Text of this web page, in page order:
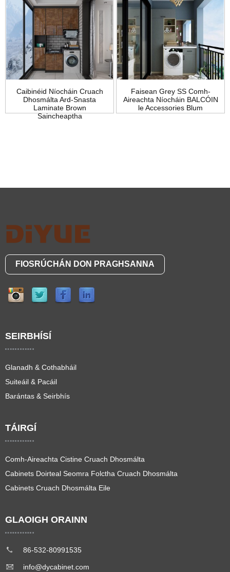
Caibinéid Níocháin Cruach
Dhosmálta Ard-Snasta
Laminate Brown
Saincheaptha
Faisean Grey SS Comh-
Aireachta Níocháin BALCÓIN
le Accessories Blum
FIOSRÚCHÁN DON PRAGHSANNA
SEIRBHÍSÍ
Glanadh & Cothabháil
Suiteáil & Pacáil
Barántas & Seirbhís
TÁIRGÍ
Comh-Aireachta Cistine Cruach Dhosmálta
Cabinets Doirteal Seomra Folctha Cruach Dhosmálta
Cabinets Cruach Dhosmálta Eile
GLAOIGH ORAINN
86-532-80991535
info@dycabinet.com